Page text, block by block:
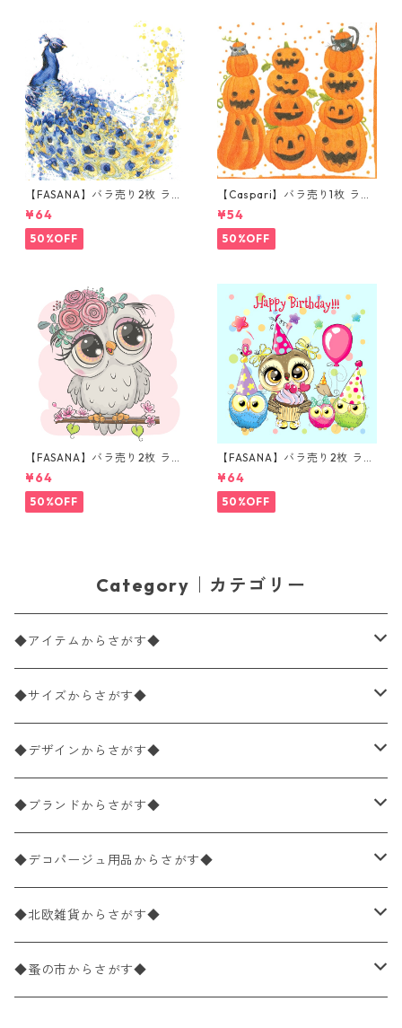
【FASANA】バラ売り2枚 ラン
チサイズ ペーパーナプキン Co
loured Peacock ホワイト
¥64
50%OFF
【Caspari】バラ売り1枚 ラン
チサイズ ペーパーナプキン JA
CK O'LANTERNS ホワイト
¥54
50%OFF
【FASANA】バラ売り2枚 ラン
チサイズ ペーパーナプキン Ca
rtoon Owl ホワイト
¥64
50%OFF
【FASANA】バラ売り2枚 ラン
チサイズ ペーパーナプキン Ha
ppy Birthday Owls ブルー
¥64
50%OFF
Category｜カテゴリー
◆アイテムからさがす◆
ペーパーナプキン2枚バラ売り
ペーパーナプキン1枚バラ売り
ペーパーナプキン20枚入りパック
ペーパーナプキン10枚入りパック
ライスペーパー
ペーパーリネンナプキン
◆サイズからさがす◆
33×33cm（ランチサイズ）
バラ売り
パック売り
25×25cm（カクテルサイズ）
バラ売り
パック売り
40×40cm（ディナーサイズ）
バラ売り
パック売り
21×21cm（ポケットサイズ）
バラ売り
33cm（ラウンド）
◆デザインからさがす◆
花柄
植物・グリーン柄
動物・鳥・昆虫・蝶柄
海・魚柄
◆ブランドからさがす◆
ドイツ製 IHR/イア
ランチサイズ
カクテルサイズ
ドイツ製 Ambiente/アンビエンテ
ランチサイズ
ドイツ製 Paperproducts Design
◆デコパージュ用品からさがす◆
デコパージュ液
デコパージュ下地
◆北欧雑貨からさがす◆
シリコンモールド
◆蚤の市からさがす◆